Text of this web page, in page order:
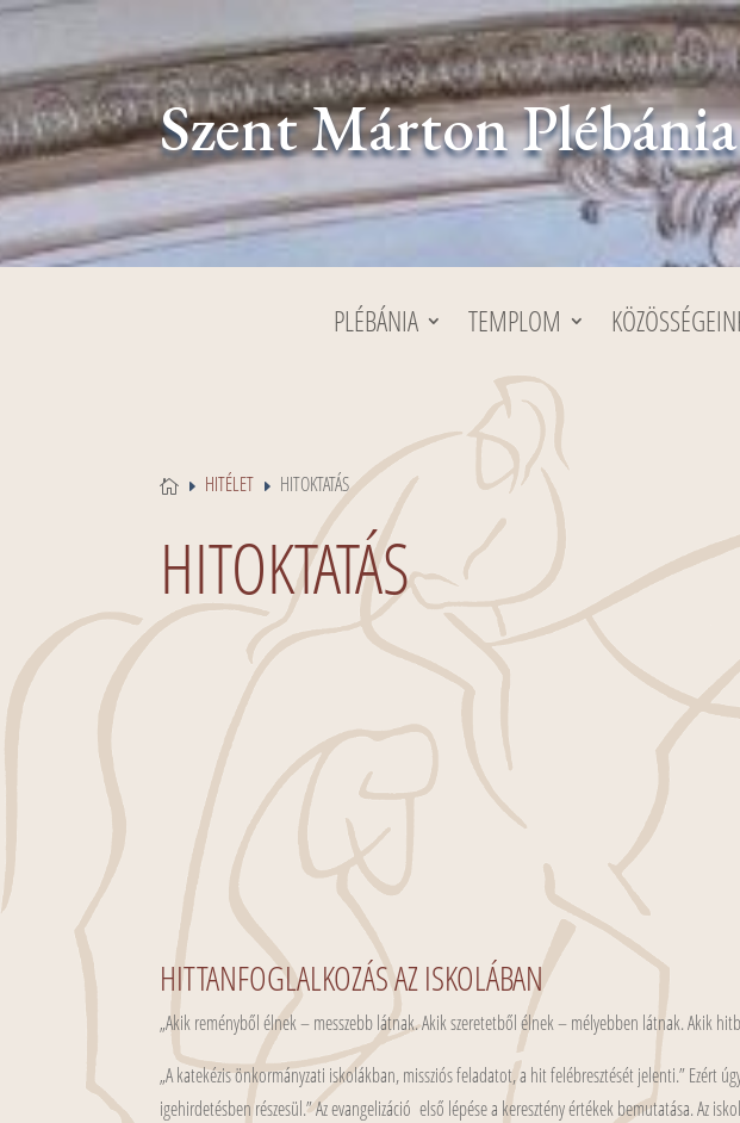
Szent Márton
PLÉBÁNIA TEMPLOM
 E HITÉLET E HITOKTATÁS
HITOKTATÁS
HITTANFOGLALKOZÁS AZ ISKOLÁBAN
„Akik reményből élnek – messzebb látnak. Akik szeretetből élnek – mélyebben látnak. Akik
„A katekézis önkormányzati iskolákban, missziós feladatot, a hit felébresztését jelenti.” Ezért
igehirdetésben részesül.” Az evangelizáció első lépése a keresztény értékek bemutatása.